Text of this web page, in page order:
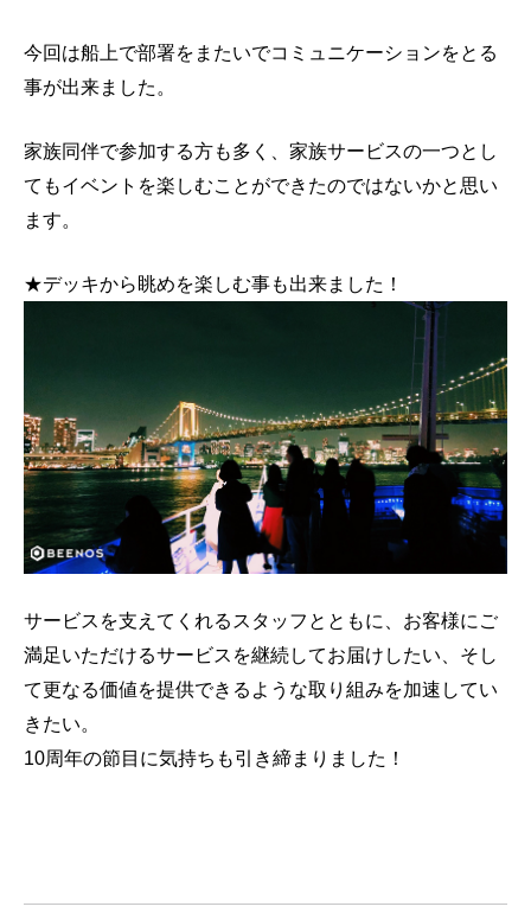
今回は船上で部署をまたいでコミュニケーションをとる
事が出来ました。
家族同伴で参加する方も多く、家族サービスの一つとし
てもイベントを楽しむことができたのではないかと思い
ます。
★デッキから眺めを楽しむ事も出来ました！
サービスを支えてくれるスタッフとともに、お客様にご
満足いただけるサービスを継続してお届けしたい、そし
て更なる価値を提供できるような取り組みを加速してい
きたい。
10周年の節目に気持ちも引き締まりました！